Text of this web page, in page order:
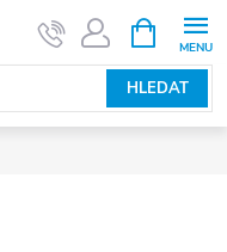
HLEDAT
NÁKUPNÍ
KOŠÍK